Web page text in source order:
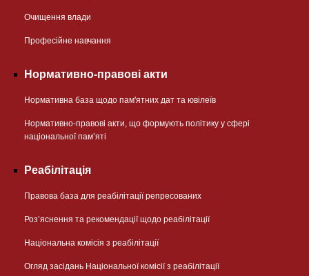
Очищення влади
Професійне навчання
Нормативно-правові акти
Нормативна база щодо пам'ятних дат та ювілеїв
Нормативно-правові акти, що формують політику у сфері
національної памʼяті
Реабілітація
Правова база для реабілітації репресованих
Розʼяснення та рекомендації щодо реабілітації
Національна комісія з реабілітації
Огляд засідань Національної комісії з реабілітації